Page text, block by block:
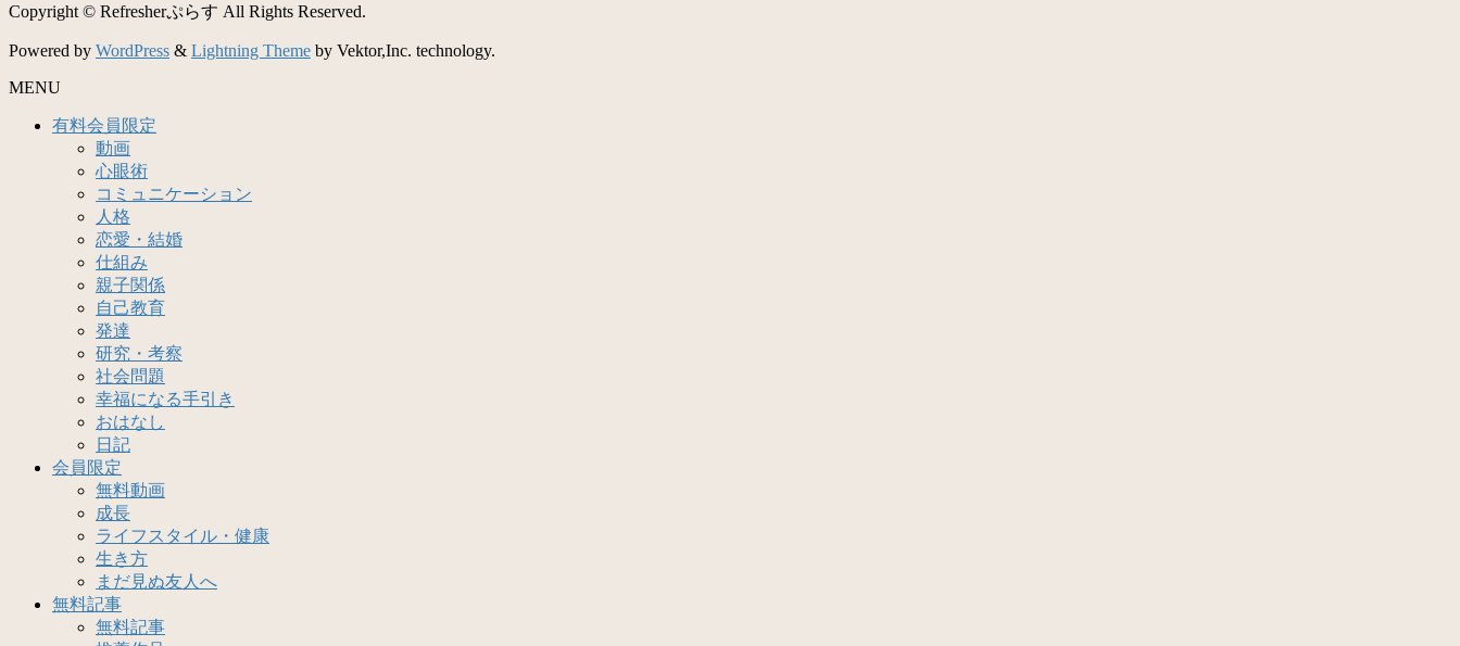
Copyright © Refresherぷらす All Rights Reserved.
Powered by WordPress & Lightning Theme by Vektor,Inc. technology.
MENU
有料会員限定
動画
心眼術
コミュニケーション
人格
恋愛・結婚
仕組み
親子関係
自己教育
発達
研究・考察
社会問題
幸福になる手引き
おはなし
日記
会員限定
無料動画
成長
ライフスタイル・健康
生き方
まだ見ぬ友人へ
無料記事
無料記事